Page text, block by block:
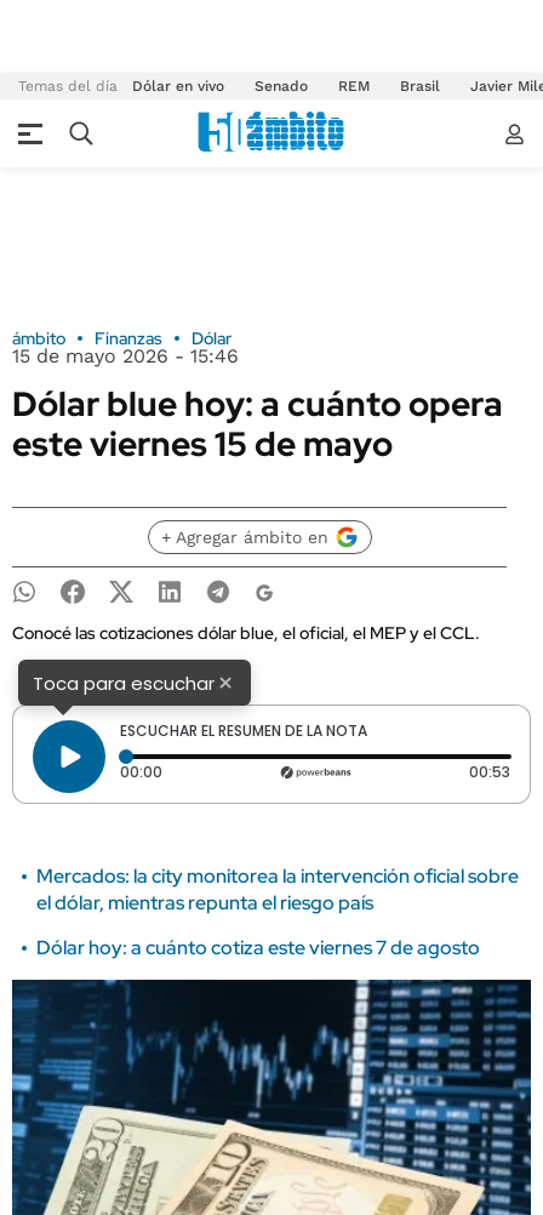
Temas del día Dólar en vivo Senado REM Brasil Javier
ámbito Finanzas Dólar
15 de mayo 2026 - 15:46
Dólar blue hoy: a cuánto opera
este viernes 15 de mayo
+ Agregar ámbito en
Conocé las cotizaciones dólar blue, el oficial, el MEP y el CCL.
Toca para escuchar×
ESCUCHAR EL RESUMEN DE LA NOTA
00:00 Tiempo transcurrido: 0 segundos 00:53
Mercados: la city monitorea la intervención oficial sobre
el dólar, mientras repunta el riesgo país
Dólar hoy: a cuánto cotiza este viernes 7 de agosto